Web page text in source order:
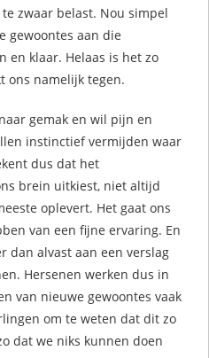
zwaar belast. Nou simpel
gewoontes aan die
en klaar. Helaas is het zo
ons namelijk tegen.
gemak en wil pijn en
instinctief vermijden waar
dus dat het
brein uitkiest, niet altijd
oplevert. Het gaat ons
van een fijne ervaring. En
dan alvast aan een verslag
Hersenen werken dus in
van nieuwe gewoontes vaak
om te weten dat dit zo
dat we niks kunnen doen